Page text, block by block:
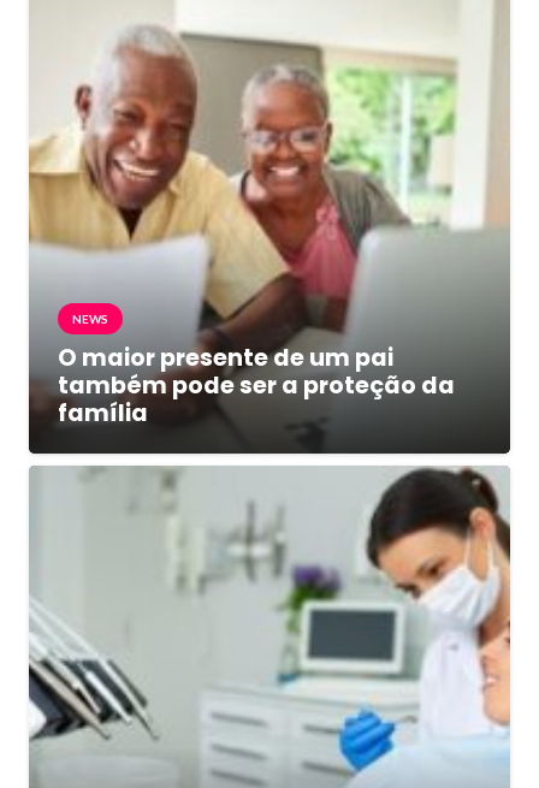
NEWS
O maior presente de um pai
também pode ser a proteção da
família